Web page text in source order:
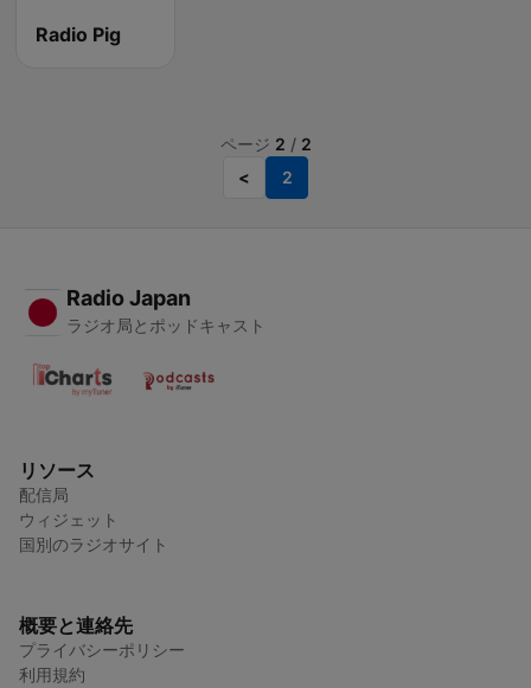
Radio Pig
ページ 2 / 2
<
2
Radio Japan
ラジオ局とポッドキャスト
リソース
配信局
ウィジェット
国別のラジオサイト
概要と連絡先
プライバシーポリシー
利用規約